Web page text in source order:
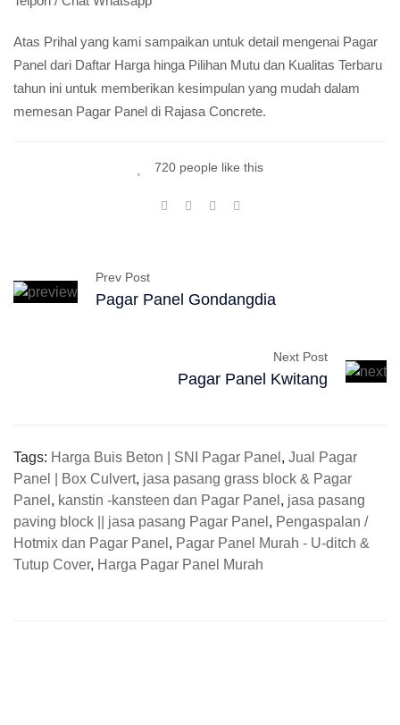
Atas Prihal yang kami sampaikan untuk detail mengenai Pagar
Panel dari Daftar Harga hinga Pilihan Mutu dan Kualitas Terbaru
tahun ini untuk memberikan kesimpulan yang mudah dalam
memesan Pagar Panel di Rajasa Concrete.
720 people like this
Prev Post
Pagar Panel Gondangdia
Next Post
Pagar Panel Kwitang
Tags: Harga Buis Beton | SNI Pagar Panel , Jual Pagar
Panel | Box Culvert, jasa pasang grass block & Pagar
Panel , kanstin -kansteen dan Pagar Panel , jasa pasang
paving block || jasa pasang Pagar Panel , Pengaspalan /
Hotmix dan Pagar Panel , Pagar Panel Murah - U-ditch &
Tutup Cover, Harga Pagar Panel Murah